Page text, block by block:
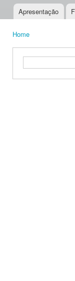
Main menu
Apresentação
Home
Search form